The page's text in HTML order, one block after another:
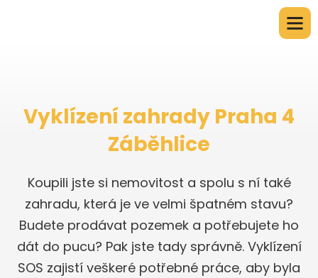
Vyklízení zahrady Praha 4
Záběhlice
Koupili jste si nemovitost a spolu s ní také
zahradu, která je ve velmi špatném stavu?
Budete prodávat pozemek a potřebujete ho
dát do pucu? Pak jste tady správně. Vyklízení
SOS zajistí veškeré potřebné práce, aby byla